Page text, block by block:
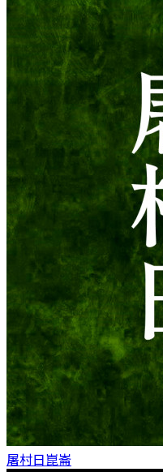
屠村日 崑崙